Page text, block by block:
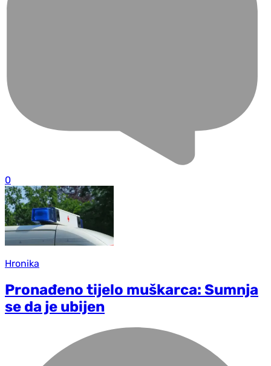
0
Hronika
Pronađeno tijelo muškarca: Sumnja
se da je ubijen